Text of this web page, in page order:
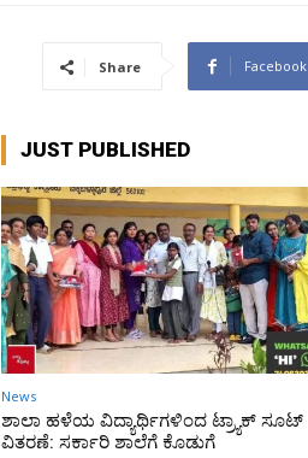
Share Facebook
JUST PUBLISHED
News
ಶಾಲಾ ಹಳೆಯ ವಿದ್ಯಾರ್ಥಿಗಳಿಂದ ಟ್ರ್ಯಾಕ್‌ ಸೂಟ್
ವಿತರಣೆ: ಸರ್ಕಾರಿ ಶಾಲೆಗೆ ಕೊಡುಗೆ